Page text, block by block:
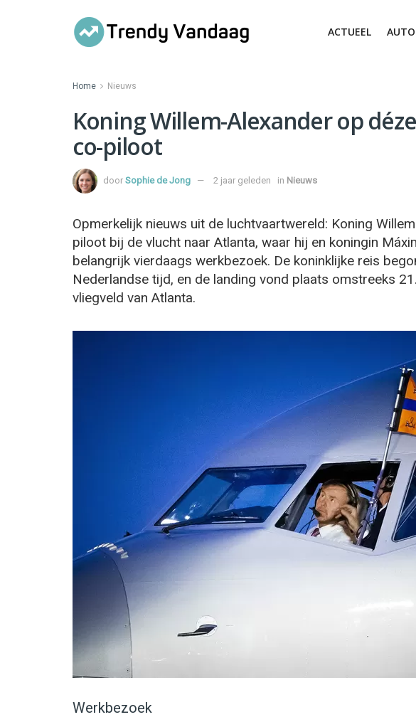
ACTUEEL AUTO
Home Nieuws
Koning Willem-Alexander op
co-piloot
door Sophie de Jong 2 jaar geleden in Nieuws
Opmerkelijk nieuws uit de luchtvaartwereld: Koning
piloot bij de vlucht naar Atlanta, waar hij en koningin
belangrijk vierdaags werkbezoek. De koninklijke reis
Nederlandse tijd, en de landing vond plaats omstreeks
vliegveld van Atlanta.
Werkbezoek